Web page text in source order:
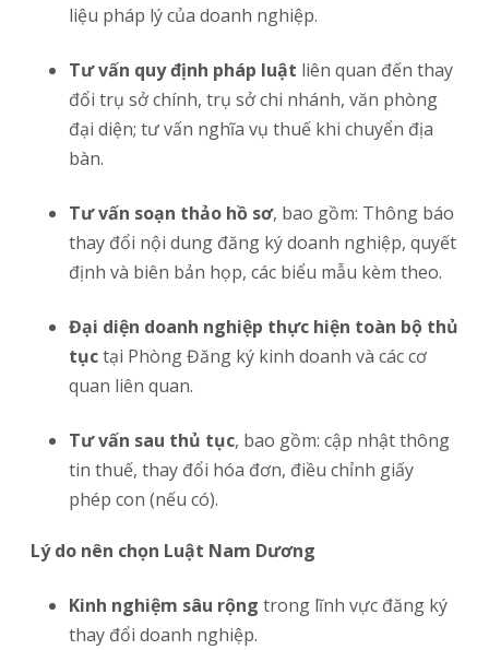
liệu pháp lý của doanh nghiệp.
Tư vấn quy định pháp luật liên quan đến thay
đổi trụ sở chính, trụ sở chi nhánh, văn phòng
đại diện; tư vấn nghĩa vụ thuế khi chuyển địa
bàn.
Tư vấn soạn thảo hồ sơ, bao gồm: Thông báo
thay đổi nội dung đăng ký doanh nghiệp, quyết
định và biên bản họp, các biểu mẫu kèm theo.
Đại diện doanh nghiệp thực hiện toàn bộ thủ
tụctại Phòng Đăng ký kinh doanh và các cơ
quan liên quan.
Tư vấn sau thủ tục, bao gồm: cập nhật thông
tin thuế, thay đổi hóa đơn, điều chỉnh giấy
phép con (nếu có).
Lý do nên chọn Luật Nam Dương
Kinh nghiệm sâu rộng trong lĩnh vực đăng ký
thay đổi doanh nghiệp.